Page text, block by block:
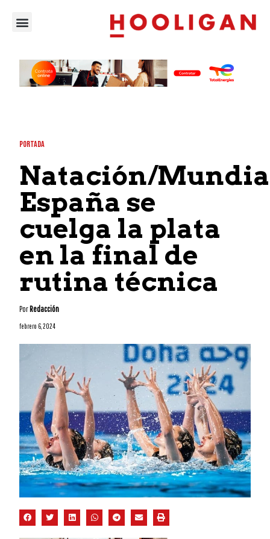
PORTADA
Natación/
España se
cuelga la plata
en la final de
rutina técnica
PorRedacción
febrero 6, 2024